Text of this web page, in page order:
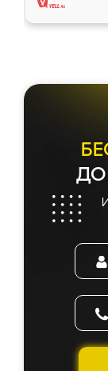
ДО